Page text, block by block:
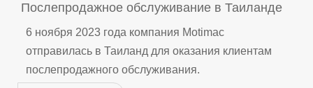
Послепродажное обслуживание в Таиланде
6 ноября 2023 года компания Motimac
отправилась в Таиланд для оказания клиентам
послепродажного обслуживания.